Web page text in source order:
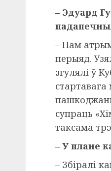
– Эдуард
– Нам
перыяд.
згулялі ў
супраць
таксама
– У плане
– Збіралі